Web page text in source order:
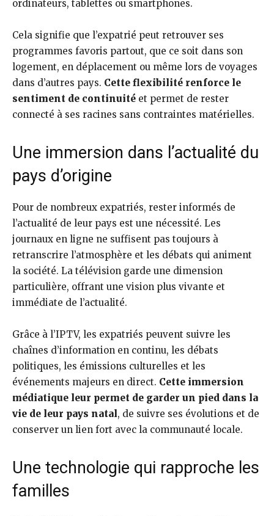
ordinateurs, tablettes ou smartphones.
Cela signifie que l’expatrié peut retrouver ses
programmes favoris partout, que ce soit dans son
logement, en déplacement ou même lors de voyages
dans d’autres pays. Cette flexibilité renforce le
sentiment de continuité et permet de rester
connecté à ses racines sans contraintes matérielles.
Une immersion dans l’actualité du
pays d’origine
Pour de nombreux expatriés, rester informés de
l’actualité de leur pays est une nécessité. Les
journaux en ligne ne suffisent pas toujours à
retranscrire l’atmosphère et les débats qui animent
la société. La télévision garde une dimension
particulière, offrant une vision plus vivante et
immédiate de l’actualité.
Grâce à l’IPTV, les expatriés peuvent suivre les
chaînes d’information en continu, les débats
politiques, les émissions culturelles et les
événements majeurs en direct. Cette immersion
médiatique leur permet de garder un pied dans la
vie de leur pays natal, de suivre ses évolutions et de
conserver un lien fort avec la communauté locale.
Une technologie qui rapproche les
familles